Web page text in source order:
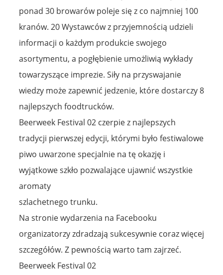
ponad 30 browarów poleje się z co najmniej 100
kranów. 20 Wystawców z przyjemnością udzieli
informacji o każdym produkcie swojego
asortymentu, a pogłębienie umożliwią wykłady
towarzyszące imprezie. Siły na przyswajanie
wiedzy może zapewnić jedzenie, które dostarczy 8
najlepszych foodtrucków.
Beerweek Festival 02 czerpie z najlepszych
tradycji pierwszej edycji, którymi było festiwalowe
piwo uwarzone specjalnie na tę okazję i
wyjątkowe szkło pozwalające ujawnić wszystkie
aromaty
szlachetnego trunku.
Na stronie wydarzenia na Facebooku
organizatorzy zdradzają sukcesywnie coraz więcej
szczegółów. Z pewnością warto tam zajrzeć.
Beerweek Festival 02